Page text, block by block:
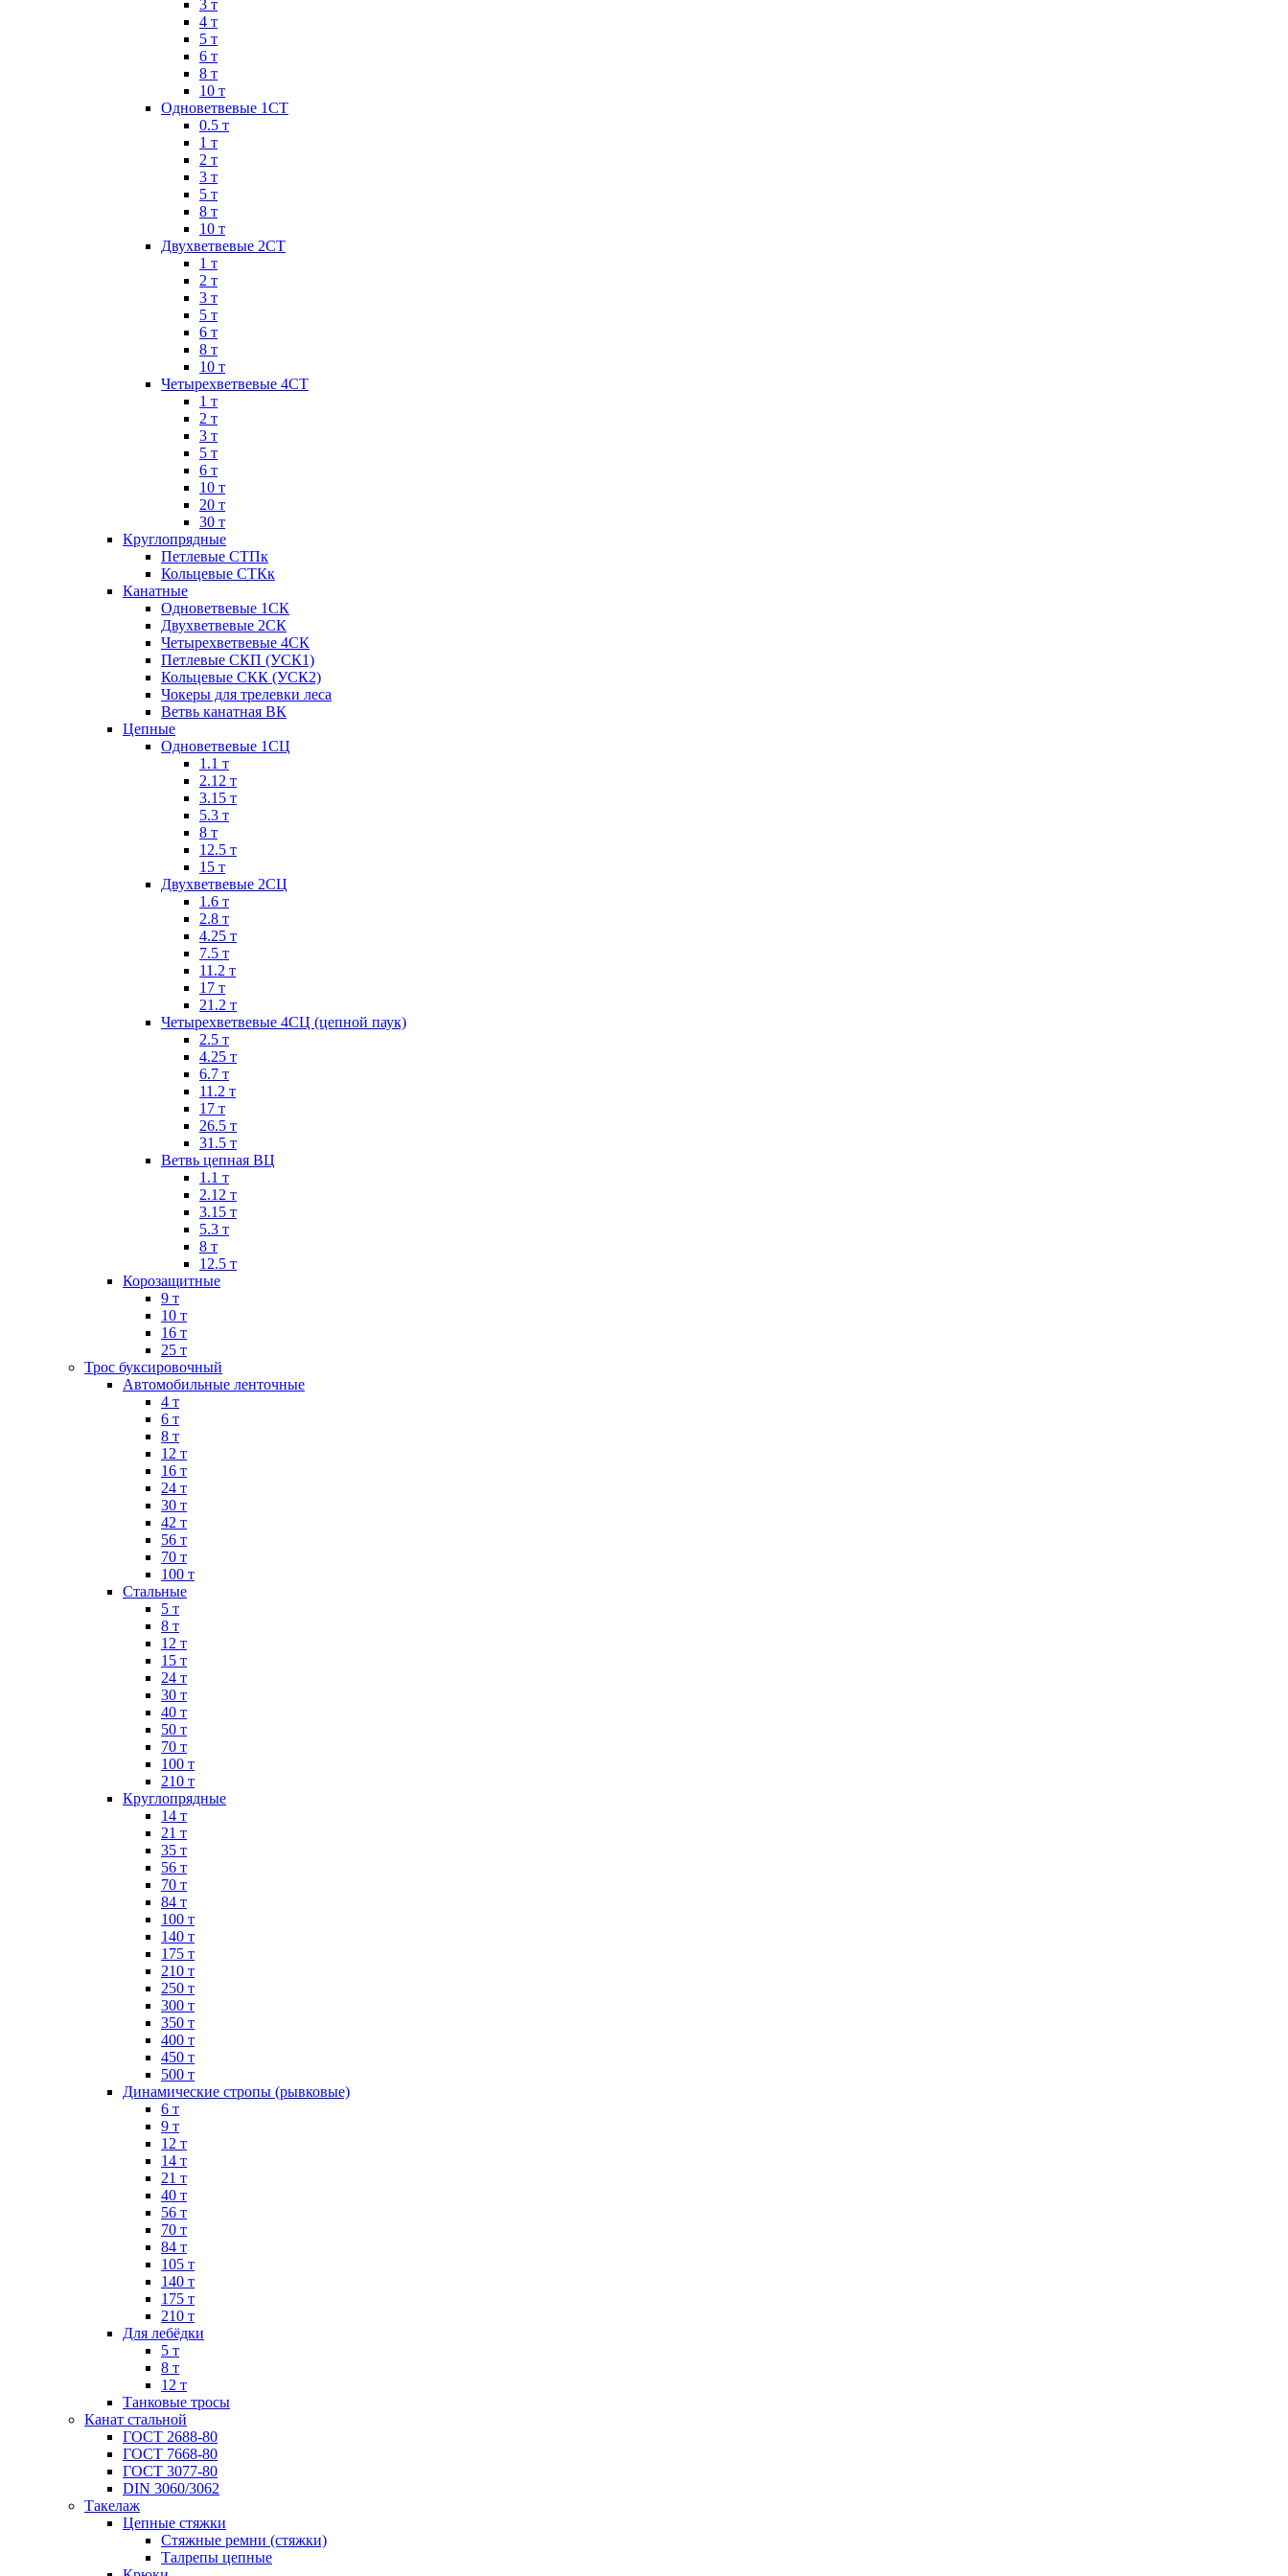
3 т
4 т
5 т
6 т
8 т
10 т
Одноветвевые 1СТ
0.5 т
1 т
2 т
3 т
5 т
8 т
10 т
Двухветвевые 2СТ
1 т
2 т
3 т
5 т
6 т
8 т
10 т
Четырехветвевые 4СТ
1 т
2 т
3 т
5 т
6 т
10 т
20 т
30 т
Круглопрядные
Петлевые СТПк
Кольцевые СТКк
Канатные
Одноветвевые 1СК
Двухветвевые 2СК
Четырехветвевые 4СК
Петлевые СКП (УСК1)
Кольцевые СКК (УСК2)
Чокеры для трелевки леса
Ветвь канатная ВК
Цепные
Одноветвевые 1СЦ
1.1 т
2.12 т
3.15 т
5.3 т
8 т
12.5 т
15 т
Двухветвевые 2СЦ
1.6 т
2.8 т
4.25 т
7.5 т
11.2 т
17 т
21.2 т
Четырехветвевые 4СЦ (цепной паук)
2.5 т
4.25 т
6.7 т
11.2 т
17 т
26.5 т
31.5 т
Ветвь цепная ВЦ
1.1 т
2.12 т
3.15 т
5.3 т
8 т
12.5 т
Корозащитные
9 т
10 т
16 т
25 т
Трос буксировочный
Автомобильные ленточные
4 т
6 т
8 т
12 т
16 т
24 т
30 т
42 т
56 т
70 т
100 т
Стальные
5 т
8 т
12 т
15 т
24 т
30 т
40 т
50 т
70 т
100 т
210 т
Круглопрядные
14 т
21 т
35 т
56 т
70 т
84 т
100 т
140 т
175 т
210 т
250 т
300 т
350 т
400 т
450 т
500 т
Динамические стропы (рывковые)
6 т
9 т
12 т
14 т
21 т
40 т
56 т
70 т
84 т
105 т
140 т
175 т
210 т
Для лебёдки
5 т
8 т
12 т
Танковые тросы
Канат стальной
ГОСТ 2688-80
ГОСТ 7668-80
ГОСТ 3077-80
DIN 3060/3062
Такелаж
Цепные стяжки
Стяжные ремни (стяжки)
Талрепы цепные